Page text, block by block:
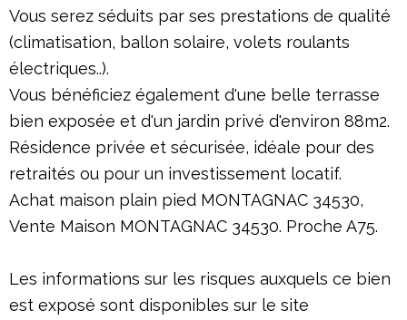
Vous serez séduits par ses prestations de qualité
(climatisation, ballon solaire, volets roulants
électriques..).
Vous bénéficiez également d'une belle terrasse
bien exposée et d'un jardin privé d'environ 88m2.
Résidence privée et sécurisée, idéale pour des
retraités ou pour un investissement locatif.
Achat maison plain pied MONTAGNAC 34530,
Vente Maison MONTAGNAC 34530. Proche A75.
Les informations sur les risques auxquels ce bien
est exposé sont disponibles sur le site